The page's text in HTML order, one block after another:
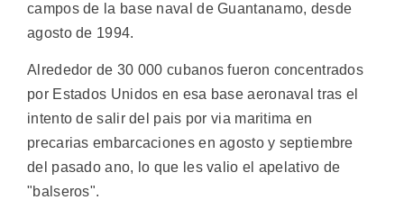
campos de la base naval de Guantanamo, desde
agosto de 1994.
Alrededor de 30 000 cubanos fueron concentrados
por Estados Unidos en esa base aeronaval tras el
intento de salir del pais por via maritima en
precarias embarcaciones en agosto y septiembre
del pasado ano, lo que les valio el apelativo de
"balseros".